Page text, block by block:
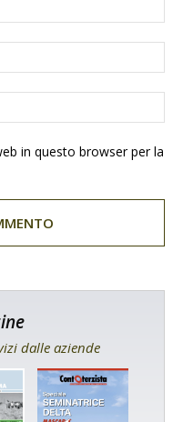
in questo browser per la
dalle aziende